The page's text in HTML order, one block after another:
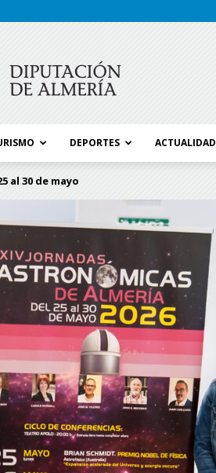
Diputación
de
Almería
DEPORTES ACTUALIDAD
al 30 de mayo